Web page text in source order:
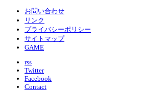
お問い合わせ
リンク
プライバシーポリシー
サイトマップ
GAME
rss
Twitter
Facebook
Contact